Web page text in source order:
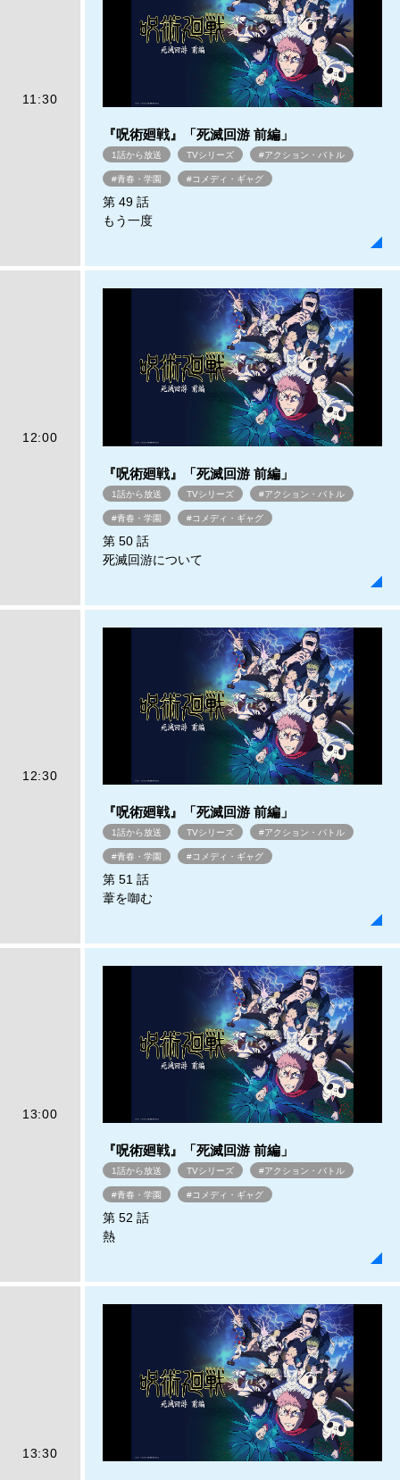
11:30
『呪術廻戦』「死滅回游 前編」
1話から放送 TVシリーズ #アクション・バトル
#青春・学園 #コメディ・ギャグ
第 49 話
もう一度
12:00
『呪術廻戦』「死滅回游 前編」
1話から放送 TVシリーズ #アクション・バトル
#青春・学園 #コメディ・ギャグ
第 50 話
死滅回游について
12:30
『呪術廻戦』「死滅回游 前編」
1話から放送 TVシリーズ #アクション・バトル
#青春・学園 #コメディ・ギャグ
第 51 話
葦を啣む
13:00
『呪術廻戦』「死滅回游 前編」
1話から放送 TVシリーズ #アクション・バトル
#青春・学園 #コメディ・ギャグ
第 52 話
熱
13:30